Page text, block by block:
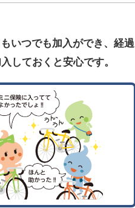
いつでも加入ができ、経過
しておくと安心です。